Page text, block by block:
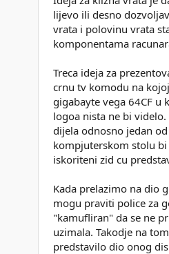
lijevo ili desno
vrata i polovinu vrata
komponentama
Treca ideja za
crnu tv komodu na
gigabayte vega 64CF u
logoa nista ne bi
dijela odnosno jedan
kompjuterskom stolu
iskoriteni zid cu
Kada prelazimo na dio
mogu praviti police za
"kamufliran" da se ne
uzimala. Takodje na
predstavilo dio onog